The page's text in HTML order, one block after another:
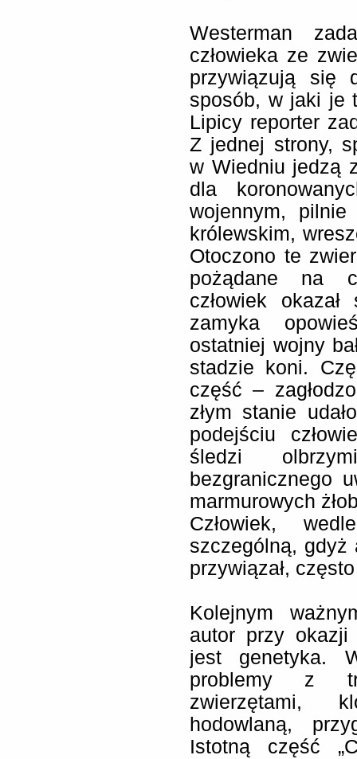
Westerman
człowieka ze
przywiązują się
sposób, w jaki je
Lipicy reporter
Z jednej strony,
w Wiedniu jedzą
dla
wojennym, pilnie
królewskim,
Otoczono te
pożądane na
człowiek
zamyka
ostatniej wojny
stadzie koni.
część –
złym stanie
podejściu
śledzi
bezgranicznego
marmurowych
Człowiek,
szczególną, gdyż
przywiązał,
Kolejnym
autor przy okazji
jest genetyka.
problemy z
zwierzętami,
hodowlaną,
Istotną część